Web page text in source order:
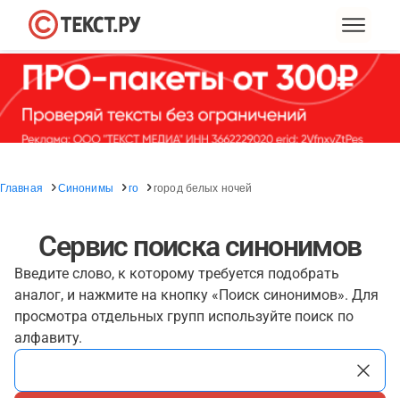
Главная Синонимы го город белых ночей
Сервис поиска синонимов
Введите слово, к которому требуется подобрать
аналог, и нажмите на кнопку «Поиск синонимов». Для
просмотра отдельных групп используйте поиск по
алфавиту.